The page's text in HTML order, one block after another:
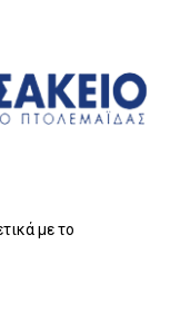
με το